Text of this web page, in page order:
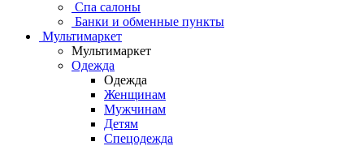
Спа салоны
Банки и обменные пункты
Мультимаркет
Мультимаркет
Одежда
Одежда
Женщинам
Мужчинам
Детям
Спецодежда